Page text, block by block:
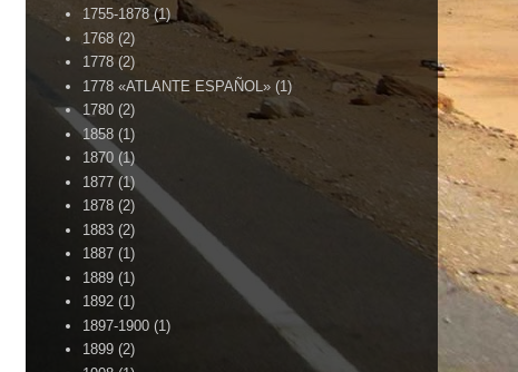
1755-1878 (1)
1768 (2)
1778 (2)
1778 «ATLANTE ESPAÑOL» (1)
1780 (2)
1858 (1)
1870 (1)
1877 (1)
1878 (2)
1883 (2)
1887 (1)
1889 (1)
1892 (1)
1897-1900 (1)
1899 (2)